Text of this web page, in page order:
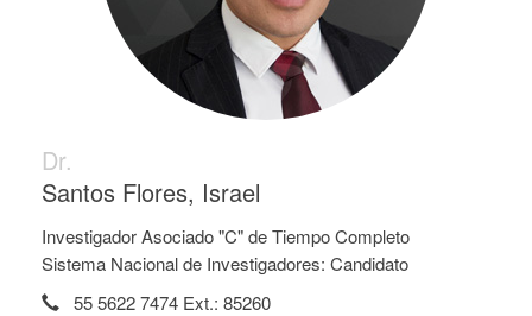
Dr.
Santos Flores, Israel
Investigador Asociado "C" de Tiempo Completo
Sistema Nacional de Investigadores: Candidato
55 5622 7474 Ext.: 85260